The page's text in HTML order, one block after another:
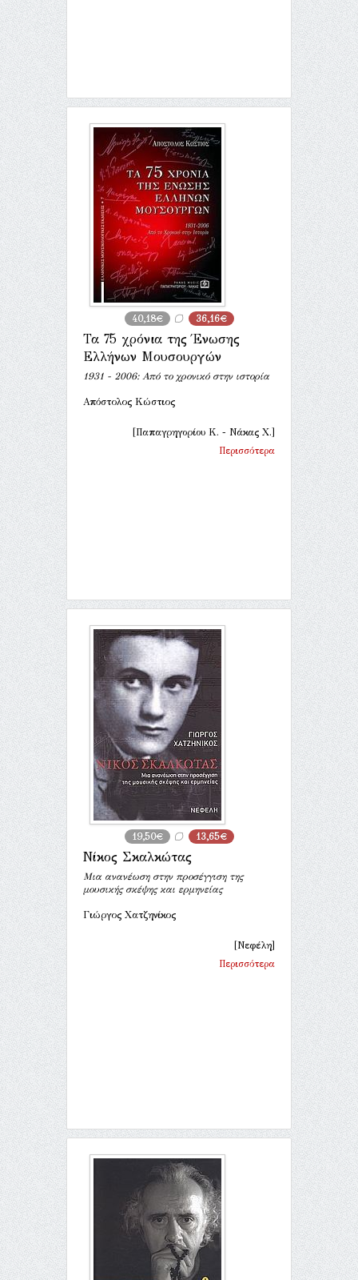
40,18€ 36,16€
Τα 75 χρόνια της Ένωσης
Ελλήνων Μουσουργών
1931 - 2006: Από το χρονικό στην ιστορία
Απόστολος Κώστιος
[Παπαγρηγορίου Κ. - Νάκας Χ.]
Περισσότερα
19,50€ 13,65€
Νίκος Σκαλκώτας
Μια ανανέωση στην προσέγγιση της
μουσικής σκέψης και ερμηνείας
Γιώργος Χατζηνίκος
[Νεφέλη]
Περισσότερα